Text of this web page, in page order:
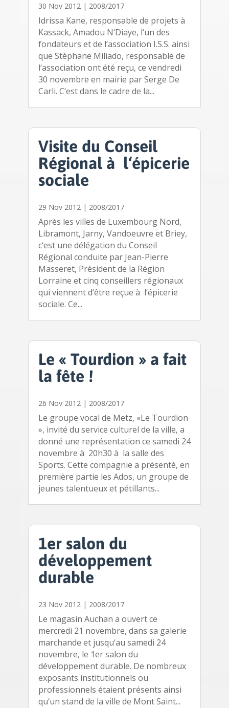
30 Nov 2012| 2008/2017
Idrissa Kane, responsable de projets à
Kassack, Amadou N‘Diaye, l‘un des
fondateurs et de l‘association I.S.S. ainsi
que Stéphane Miliado, responsable de
l‘association ont été reçu, ce vendredi
30 novembre en mairie par Serge De
Carli. C‘est dans le cadre de la...
Visite du Conseil
Régional à l‘épicerie
sociale
29 Nov 2012| 2008/2017
Après les villes de Luxembourg Nord,
Libramont, Jarny, Vandoeuvre et Briey,
c‘est une délégation du Conseil
Régional conduite par Jean-Pierre
Masseret, Président de la Région
Lorraine et cinq conseillers régionaux
qui viennent d‘être reçue à l‘épicerie
sociale. Ce...
Le « Tourdion » a fait
la fête !
26 Nov 2012| 2008/2017
Le groupe vocal de Metz, «Le Tourdion
», invité du service culturel de la ville, a
donné une représentation ce samedi 24
novembre à 20h30 à la salle des
Sports. Cette compagnie a présenté, en
première partie les Ados, un groupe de
jeunes talentueux et pétillants...
1er salon du
développement
durable
23 Nov 2012| 2008/2017
Le magasin Auchan a ouvert ce
mercredi 21 novembre, dans sa galerie
marchande et jusqu‘au samedi 24
novembre, le 1er salon du
développement durable. De nombreux
exposants institutionnels ou
professionnels étaient présents ainsi
qu‘un stand de la ville de Mont Saint...